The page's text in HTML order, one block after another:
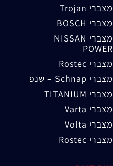
מצברי Trojan
מצברי BOSCH
מצברי NISSAN
POWER
מצברי Rostec
מצברי Schnap – שנפ
מצברי TITANIUM
מצברי Varta
מצברי Volta
מצברי Rostec